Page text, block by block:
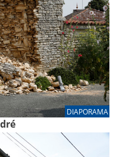
DIAPORAMA